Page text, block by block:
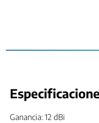
Ganancia: 12 dBi